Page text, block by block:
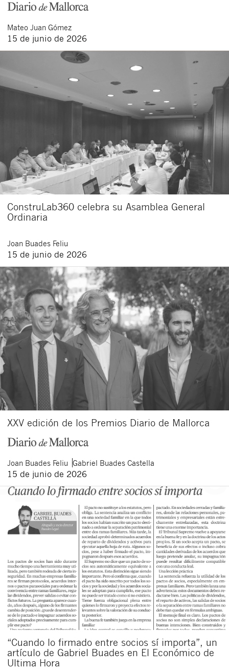
Mateo Juan Gómez
15 de junio de 2026
ConstruLab360 celebra su Asamblea General
Ordinaria
Joan Buades Feliu
15 de junio de 2026
XXV edición de los Premios Diario de Mallorca
Joan Buades Feliu Gabriel Buades Castella
15 de junio de 2026
“Cuando lo firmado entre socios sí importa”, un
artículo de Gabriel Buades en El Económico de
Ultima Hora
Cerrar